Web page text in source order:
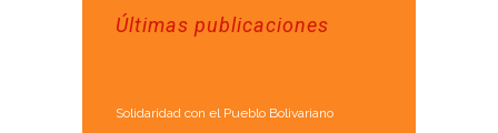
Últimas publicaciones
Solidaridad con el Pueblo Bolivariano